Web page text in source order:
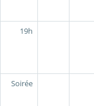
19h
Soirée